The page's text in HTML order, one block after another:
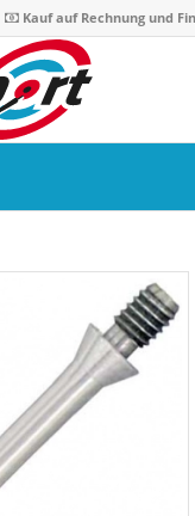
Kauf auf Rechnung und